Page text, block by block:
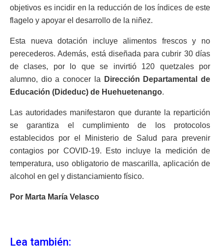
objetivos es incidir en la reducción de los índices de este
flagelo y apoyar el desarrollo de la niñez.
Esta nueva dotación incluye alimentos frescos y no
perecederos. Además, está diseñada para cubrir 30 días
de clases, por lo que se invirtió 120 quetzales por
alumno, dio a conocer la
Dirección Departamental de
Educación (Dideduc) de Huehuetenango.
Las autoridades manifestaron que durante la repartición
se garantiza el cumplimiento de los protocolos
establecidos por el Ministerio de Salud para prevenir
contagios por COVID-19. Esto incluye la medición de
temperatura, uso obligatorio de mascarilla, aplicación de
alcohol en gel y distanciamiento físico.
Por Marta María Velasco
Lea también: